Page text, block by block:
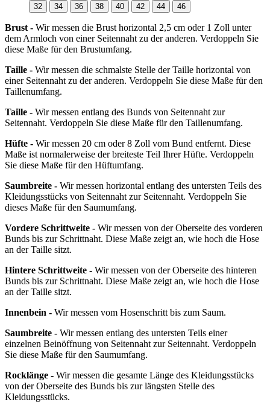
32 34 36 38 40 42 44 46
Brust - Wir messen die Brust horizontal 2,5 cm oder 1 Zoll unter
dem Armloch von einer Seitennaht zu der anderen. Verdoppeln Sie
diese Maße für den Brustumfang.
Taille - Wir messen die schmalste Stelle der Taille horizontal von
einer Seitennaht zu der anderen. Verdoppeln Sie diese Maße für den
Taillenumfang.
Taille - Wir messen entlang des Bunds von Seitennaht zur
Seitennaht. Verdoppeln Sie diese Maße für den Taillenumfang.
Hüfte - Wir messen 20 cm oder 8 Zoll vom Bund entfernt. Diese
Maße ist normalerweise der breiteste Teil Ihrer Hüfte. Verdoppeln
Sie diese Maße für den Hüftumfang.
Saumbreite - Wir messen horizontal entlang des untersten Teils des
Kleidungsstücks von Seitennaht zur Seitennaht. Verdoppeln Sie
dieses Maße für den Saumumfang.
Vordere Schrittweite - Wir messen von der Oberseite des vorderen
Bunds bis zur Schrittnaht. Diese Maße zeigt an, wie hoch die Hose
an der Taille sitzt.
Hintere Schrittweite - Wir messen von der Oberseite des hinteren
Bunds bis zur Schrittnaht. Diese Maße zeigt an, wie hoch die Hose
an der Taille sitzt.
Innenbein - Wir messen vom Hosenschritt bis zum Saum.
Saumbreite - Wir messen entlang des untersten Teils einer
einzelnen Beinöffnung von Seitennaht zur Seitennaht. Verdoppeln
Sie diese Maße für den Saumumfang.
Rocklänge - Wir messen die gesamte Länge des Kleidungsstücks
von der Oberseite des Bunds bis zur längsten Stelle des
Kleidungsstücks.